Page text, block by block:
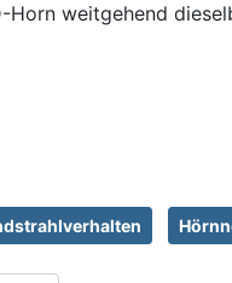
Horn weitgehend